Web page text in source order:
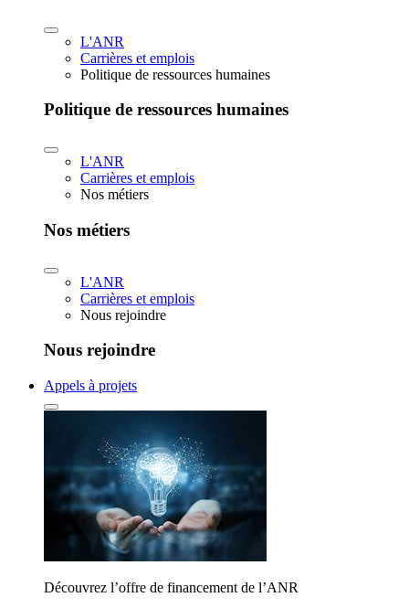
L'ANR
Carrières et emplois
Politique de ressources humaines
Politique de ressources humaines
L'ANR
Carrières et emplois
Nos métiers
Nos métiers
L'ANR
Carrières et emplois
Nous rejoindre
Nous rejoindre
Appels à projets
Découvrez l’offre de financement de l’ANR